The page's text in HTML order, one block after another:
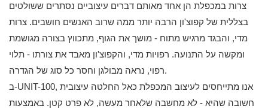
צרות במכפלת הן אחד מאותם דברים עיצוביים נסתרים ששולטים
בצללית של קפוצ'ון הרבה יותר ממה שרוב האנשים חושבים. צרות
מדי, והבגד מרגיש מתוח - מושך את הגוף, מתכווץ בצורה מגושמת
ומקשה על התנועה. רפויות מדי, והקפוצ'ון מאבד את צורתו - תלוי
רפוי, נראה מבולגן וחסר כל סוג של הגדרה.
ב-UNIT-100, אנו מתייחסים לעיצוב המכפלת כאל החלטה עיצובית
חשובה שהיא - לא מחשבה שלאחר מעשה, לא פרט קטן. באמצעות